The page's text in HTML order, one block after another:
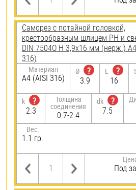
Саморез с потайной головкой,
крестообразным шлицем PH и
DIN 7504O H 3,9х16 мм (нерж.)
316)
Материал
A4 (AISI 316)
Ø
?
3.9
L
?
16
k
?
2.3
Толщина
соединения
0.7-2.4
dk
?
7.5
Вес:
1.1 гр.
Под